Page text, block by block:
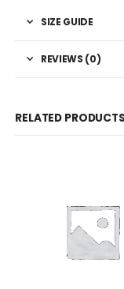
SIZE GUIDE
REVIEWS (0)
RELATED PRODUCTS